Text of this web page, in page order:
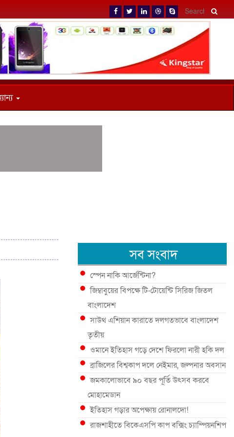
সব সংবাদ
স্পেন নাকি আর্জেন্টিনা?
জিম্বাবুয়ের বিপক্ষে টি-টোয়েন্টি সিরিজ জিতল
বাংলাদেশ
সাউথ এশিয়ান কারাতে দলগতভাবে বাংলাদেশ
তৃতীয়
ওমানে ইতিহাস গড়ে দেশে ফিরলো নারী হকি দল
ব্রাজিলের বিশ্বকাপ দলে নেইমার, জল্পনার অবসান
জমকালোভাবে ৯০ বছর পূর্তি উৎসব করবে
মোহামেডান
ইতিহাস গড়ার অপেক্ষায় রোনালদো!
রাজশাহীতে বিকেএসপি কাপ বক্সিং চ্যাম্পিয়নশিপ